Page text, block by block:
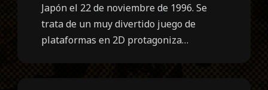
Japón el 22 de noviembre de 1996. Se
trata de un muy divertido juego de
plataformas en 2D protagoniza…